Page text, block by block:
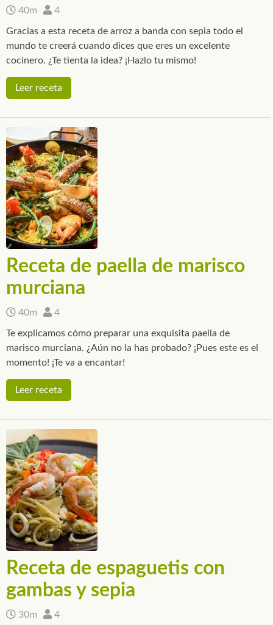
40m 4
Gracias a esta receta de arroz a banda con sepia todo el
mundo te creerá cuando dices que eres un excelente
cocinero. ¿Te tienta la idea? ¡Hazlo tu mismo!
Leer receta
Receta de paella de marisco
murciana
40m 4
Te explicamos cómo preparar una exquisita paella de
marisco murciana. ¿Aún no la has probado? ¡Pues este es el
momento! ¡Te va a encantar!
Leer receta
Receta de espaguetis con
gambas y sepia
30m 4